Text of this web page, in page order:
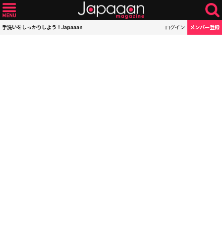
手洗いをしっかりしよう！Japaaan ログイン メンバー登録